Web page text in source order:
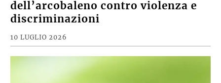
dell’arcobaleno contro violenza e
discriminazioni
10 LUGLIO 2026